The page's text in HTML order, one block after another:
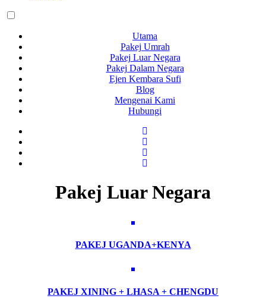
Utama
Pakej Umrah
Pakej Luar Negara
Pakej Dalam Negara
Ejen Kembara Sufi
Blog
Mengenai Kami
Hubungi
Pakej Luar Negara
PAKEJ UGANDA+KENYA
PAKEJ XINING + LHASA + CHENGDU